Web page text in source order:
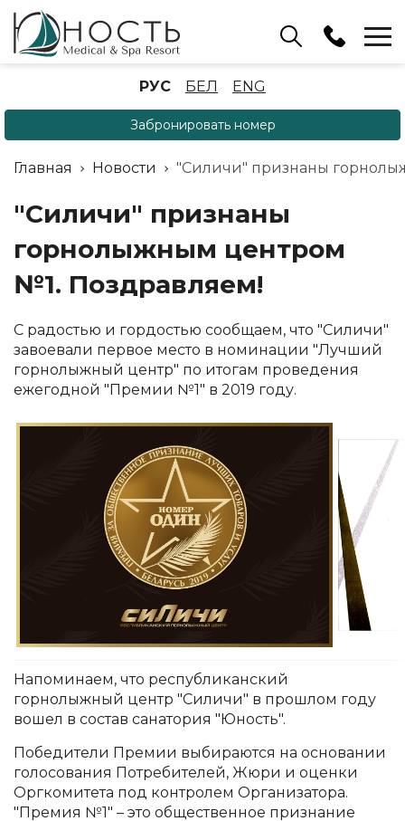
Бассейн
+375 (17) 503 93 22
Аренда беседок
+375 (33) 902 35 07
Отдел бронирования
+375 (17) 503 91 10
РУС БЕЛ ENG
Забронировать номер
Главная Новости "Силичи" признаны
"Силичи" признаны
горнолыжным центром
№1. Поздравляем!
С радостью и гордостью сообщаем, что "Силичи"
завоевали первое место в номинации "Лучший
горнолыжный центр" по итогам проведения
ежегодной "Премии №1" в 2019 году.
Напоминаем, что республиканский
горнолыжный центр "Силичи" в прошлом году
вошел в состав санатория "Юность".
Победители Премии выбираются на основании
голосования Потребителей, Жюри и оценки
Оргкомитета под контролем Организатора.
"Премия №1" – это общественное признание